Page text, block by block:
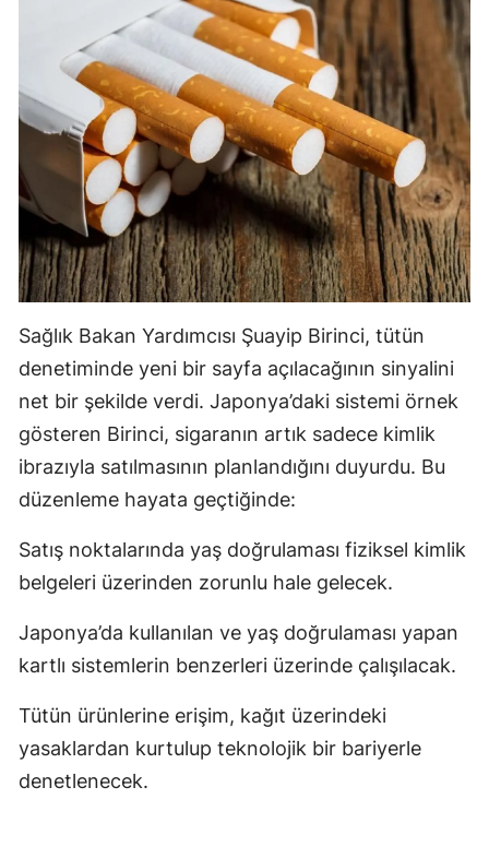
Kars
Kastamonu
Kayseri
Kırklareli
Kırşehir
Kocaeli
Konya
Kütahya
Malatya
Manisa
Kahramanmaraş
Muğla
Nevşehir
Niğde
Ordu
Sağlık Bakan Yardımcısı Şuayip Birinci, tütün
denetiminde yeni bir sayfa açılacağının sinyalini
net bir şekilde verdi. Japonya’daki sistemi örnek
gösteren Birinci, sigaranın artık sadece kimlik
ibrazıyla satılmasının planlandığını duyurdu. Bu
düzenleme hayata geçtiğinde:
Satış noktalarında yaş doğrulaması fiziksel kimlik
belgeleri üzerinden zorunlu hale gelecek.
Japonya’da kullanılan ve yaş doğrulaması yapan
kartlı sistemlerin benzerleri üzerinde çalışılacak.
Tütün ürünlerine erişim, kağıt üzerindeki
yasaklardan kurtulup teknolojik bir bariyerle
denetlenecek.